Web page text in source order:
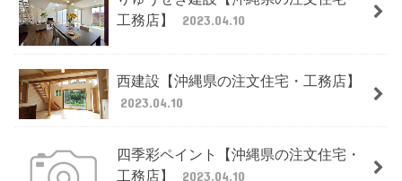
工務店】
2023.04.10
西建設【沖縄県の注文住宅・工務店】
2023.04.10
四季彩ペイント【沖縄県の注文住宅・
工務店】
2023.04.10